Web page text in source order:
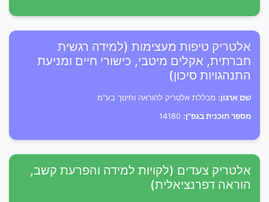
אלטריק טיפות מעצימות (למידה רגשית
חברתית, אקלים מיטבי, כישורי חיים ומניעת
התנהגויות סיכון)
שם ארגון: מכללת אלטריק להוראה וחינוך בע"מ
מספר תוכנית בגפ"ן:
אלטריק צעדים (לקויות למידה והפרעת קשב,
הוראה דפרנציאלית)